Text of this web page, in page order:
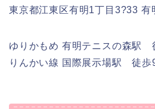
東京都江東区有明1丁目3?33 有
ゆりかもめ 有明テニスの森駅
りんかい線 国際展示場駅 徒歩